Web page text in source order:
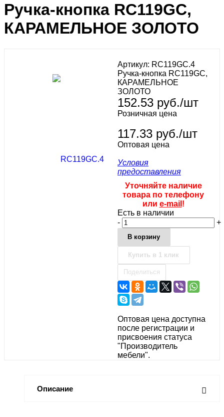
Ручка-кнопка RC119GC,
КАРАМЕЛЬНОЕ ЗОЛОТО
Артикул: RC119GC.4
Ручка-кнопка RC119GC,
КАРАМЕЛЬНОЕ
ЗОЛОТО
152.53 руб./шт
Розничная цена
117.33 руб./шт
Оптовая цена
Условия
предоставления
Уточняйте наличие
товара по телефону
или e-mail !
Есть в наличии
-
+
В корзину
Купить в 1 клик
Поделиться
Оптовая цена доступна
после регистрации и
присвоения статуса
"Производитель
мебели".
Описание